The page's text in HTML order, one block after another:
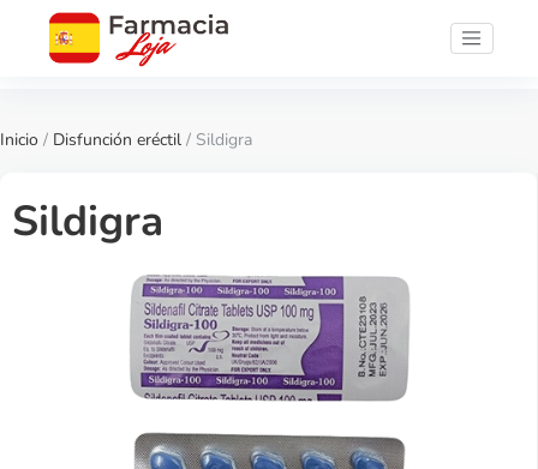
Inicio / Disfunción eréctil / Sildigra
Sildigra